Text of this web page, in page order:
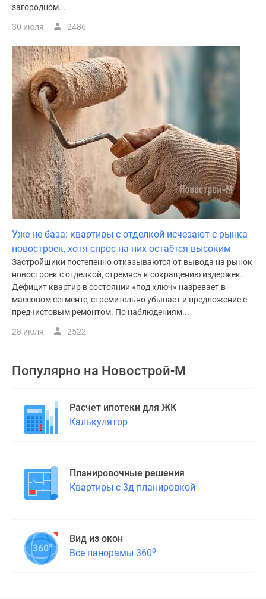
загородном...
30 июля 2486
Уже не база: квартиры с отделкой исчезают с рынка
новостроек, хотя спрос на них остаётся высоким
Застройщики постепенно отказываются от вывода на рынок
новостроек с отделкой, стремясь к сокращению издержек.
Дефицит квартир в состоянии «под ключ» назревает в
массовом сегменте, стремительно убывает и предложение с
предчистовым ремонтом. По наблюдениям...
28 июля 2522
Популярно на Новострой-М
Расчет ипотеки для ЖК
Калькулятор
Планировочные решения
Квартиры с 3д планировкой
Вид из окон
Все панорамы 360о